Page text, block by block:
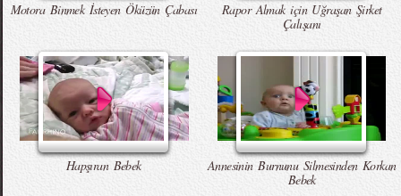
Motora Binmek İsteyen Öküzün Çabası
Rapor Almak için Uğraşan Şirket
Çalışanı
Hapşıran Bebek
Annesinin Burnunu Silmesinden Korkan
Bebek